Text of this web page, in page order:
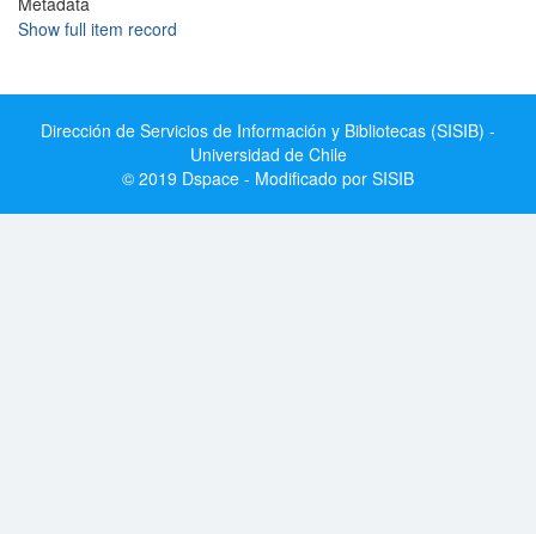
Show full item record
Dirección de Servicios de Información y Bibliotecas (SISIB) -
Universidad de Chile
© 2019 Dspace - Modificado por SISIB